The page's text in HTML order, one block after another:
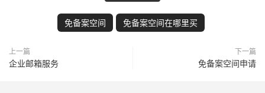
免备案空间 免备案空间在哪里买
上一篇
企业邮箱服务
下一篇
免备案空间申请